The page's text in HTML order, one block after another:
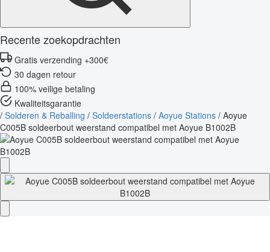
Recente zoekopdrachten
Gratis verzending +300€
30 dagen retour
100% veilige betaling
Kwaliteitsgarantie
/ Solderen & Reballing / Soldeerstations / Aoyue Stations / Aoyue
C005B soldeerbout weerstand compatibel met Aoyue B1002B